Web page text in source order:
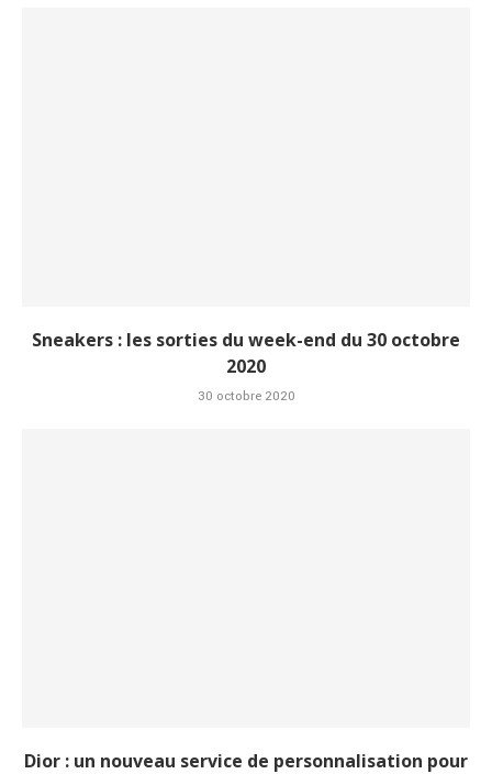
Sneakers : les sorties du week-end du 30 octobre
2020
30 octobre 2020
Dior : un nouveau service de personnalisation pour